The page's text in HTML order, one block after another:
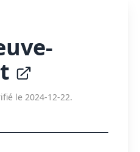
le 2024-12-22.